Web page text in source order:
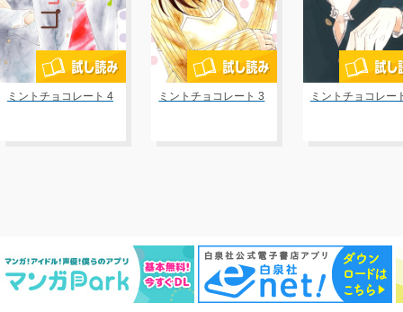
ミントチョコレート 4 ミントチョコレート 3 ミントチョコレー